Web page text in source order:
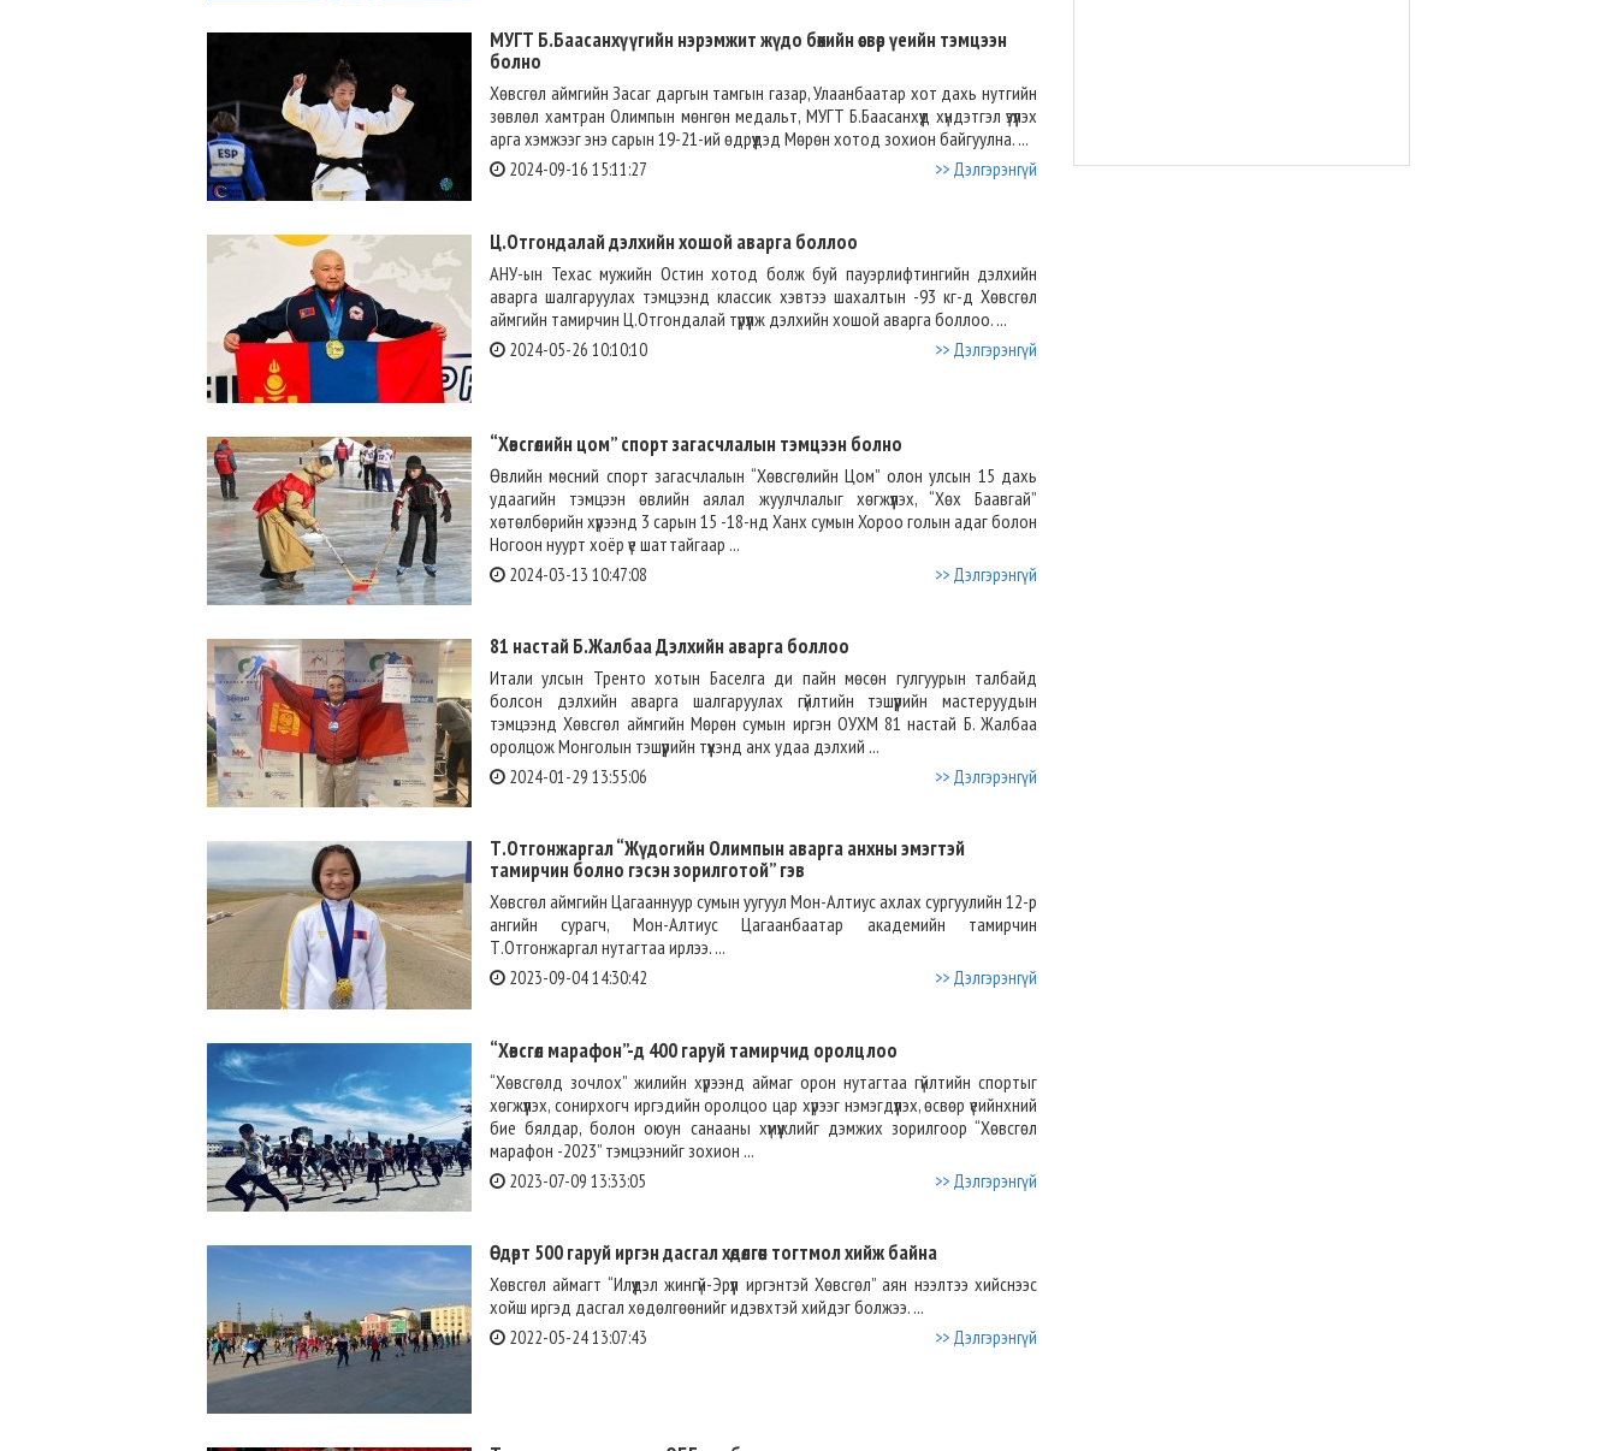
МУГТ Б.Баасанхүүгийн нэрэмжит жүдо бөхийн өсвөр үеийн тэмцээн
болно
Хөвсгөл аймгийн Засаг даргын тамгын газар, Улаанбаатар хот дахь нутгийн
зөвлөл хамтран Олимпын мөнгөн медальт, МУГТ Б.Баасанхүүд хүндэтгэл үзүүлэх
арга хэмжээг энэ сарын 19-21-ий өдрүүдэд Мөрөн хотод зохион байгуулна. ...
2024-09-16 15:11:27 >> Дэлгэрэнгүй
Ц.Отгондалай дэлхийн хошой аварга боллоо
АНУ-ын Техас мужийн Остин хотод болж буй пауэрлифтингийн дэлхийн
аварга шалгаруулах тэмцээнд классик хэвтээ шахалтын -93 кг-д Хөвсгөл
аймгийн тамирчин Ц.Отгондалай түрүүлж дэлхийн хошой аварга боллоо. ...
2024-05-26 10:10:10 >> Дэлгэрэнгүй
“Хөвсгөлийн цом” спорт загасчлалын тэмцээн болно
Өвлийн мөсний спорт загасчлалын “Хөвсгөлийн Цом” олон улсын 15 дахь
удаагийн тэмцээн өвлийн аялал жуулчлалыг хөгжүүлэх, “Хөх Баавгай”
хөтөлбөрийн хүрээнд 3 сарын 15 -18-нд Ханх сумын Хороо голын адаг болон
Ногоон нуурт хоёр үе шаттайгаар ...
2024-03-13 10:47:08 >> Дэлгэрэнгүй
81 настай Б.Жалбаа Дэлхийн аварга боллоо
Итали улсын Тренто хотын Баселга ди пайн мөсөн гулгуурын талбайд
болсон дэлхийн аварга шалгаруулах гүйлтийн тэшүүрийн мастеруудын
тэмцээнд Хөвсгөл аймгийн Мөрөн сумын иргэн ОУХМ 81 настай Б. Жалбаа
оролцож Монголын тэшүүрийн түүхэнд анх удаа дэлхий ...
2024-01-29 13:55:06 >> Дэлгэрэнгүй
Т.Отгонжаргал “Жүдогийн Олимпын аварга анхны эмэгтэй
тамирчин болно гэсэн зорилготой” гэв
Хөвсгөл аймгийн Цагааннуур сумын уугуул Мон-Алтиус ахлах сургуулийн 12-р
ангийн сурагч, Мон-Алтиус Цагаанбаатар академийн тамирчин
Т.Отгонжаргал нутагтаа ирлээ. ...
2023-09-04 14:30:42 >> Дэлгэрэнгүй
“Хөвсгөл марафон”-д 400 гаруй тамирчид оролцлоо
“Хөвсгөлд зочлох” жилийн хүрээнд аймаг орон нутагтаа гүйлтийн спортыг
хөгжүүлэх, сонирхогч иргэдийн оролцоо цар хүрээг нэмэгдүүлэх, өсвөр үеийнхний
бие бялдар, болон оюун санааны хүмүүжлийг дэмжих зорилгоор “Хөвсгөл
марафон -2023” тэмцээнийг зохион ...
2023-07-09 13:33:05 >> Дэлгэрэнгүй
Өдөрт 500 гаруй иргэн дасгал хөдөлгөөн тогтмол хийж байна
Хөвсгөл аймагт “Илүүдэл жингүй-Эрүүл иргэнтэй Хөвсгөл” аян нээлтээ хийснээс
хойш иргэд дасгал хөдөлгөөнийг идэвхтэй хийдэг болжээ. ...
2022-05-24 13:07:43 >> Дэлгэрэнгүй